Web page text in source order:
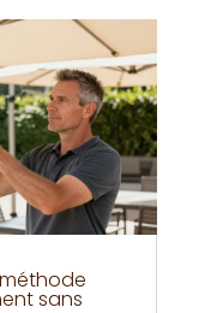
sans